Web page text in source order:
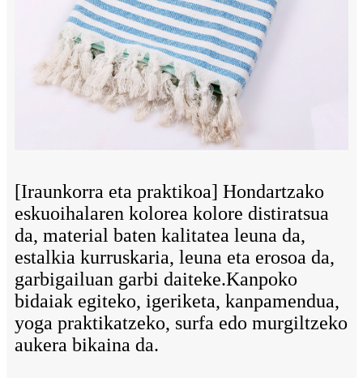
[Iraunkorra eta praktikoa] Hondartzako
eskuoihalaren kolorea kolore distiratsua
da, material baten kalitatea leuna da,
estalkia kurruskaria, leuna eta erosoa da,
garbigailuan garbi daiteke.Kanpoko
bidaiak egiteko, igeriketa, kanpamendua,
yoga praktikatzeko, surfa edo murgiltzeko
aukera bikaina da.